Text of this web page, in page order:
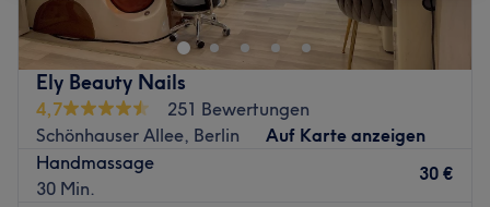
eine entspannende Auszeit gönnen? So oder so bist du
bei Vela Dhi Wellness an der richtigen Adresse. Hier
findest du einen Ort der Entspannung, an dem dein
Wohlbefinden im Mittelpunkt steht. In einer ruhigen
Umgebung kannst du hier ein breites Spektrum an
Massagen, genießen und den Stress des Alltags hinter dir
lassen, um neue Kraft zu tanken.
Ely Beauty Nails
4,7
251 Bewertungen
Schönhauser Allee, Berlin
Auf Karte anzeigen
Handmassage
30 Min.
30 €